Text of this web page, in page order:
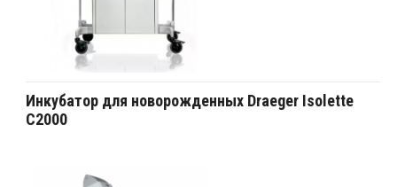
Инкубатор для новорожденных Draeger Isolette
C2000